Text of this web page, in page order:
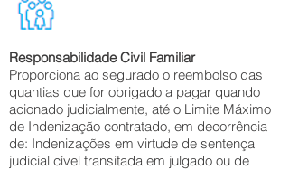
Responsabilidade Civil Familiar
Proporciona ao segurado o reembolso das
quantias que for obrigado a pagar quando
acionado judicialmente, até o Limite Máximo
de Indenização contratado, em decorrência
de: Indenizações em virtude de sentença
judicial cível transitada em julgado ou de